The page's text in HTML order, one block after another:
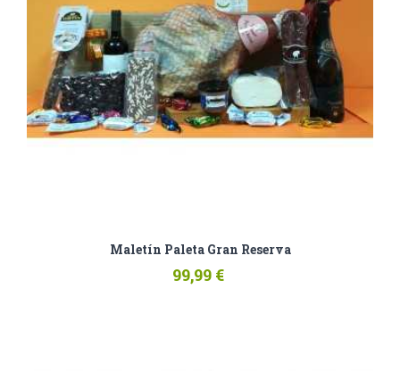
Maletín Paleta Gran Reserva
99,99 €